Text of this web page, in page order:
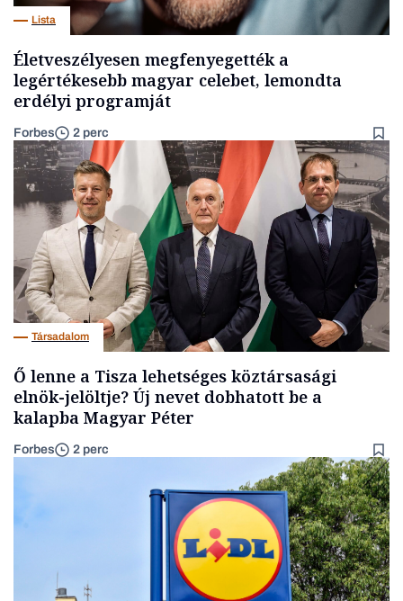
Lista
Életveszélyesen megfenyegették a
legértékesebb magyar celebet, lemondta
erdélyi programját
Forbes 2 perc
Társadalom
Ő lenne a Tisza lehetséges köztársasági
elnök-jelöltje? Új nevet dobhatott be a
kalapba Magyar Péter
Forbes 2 perc